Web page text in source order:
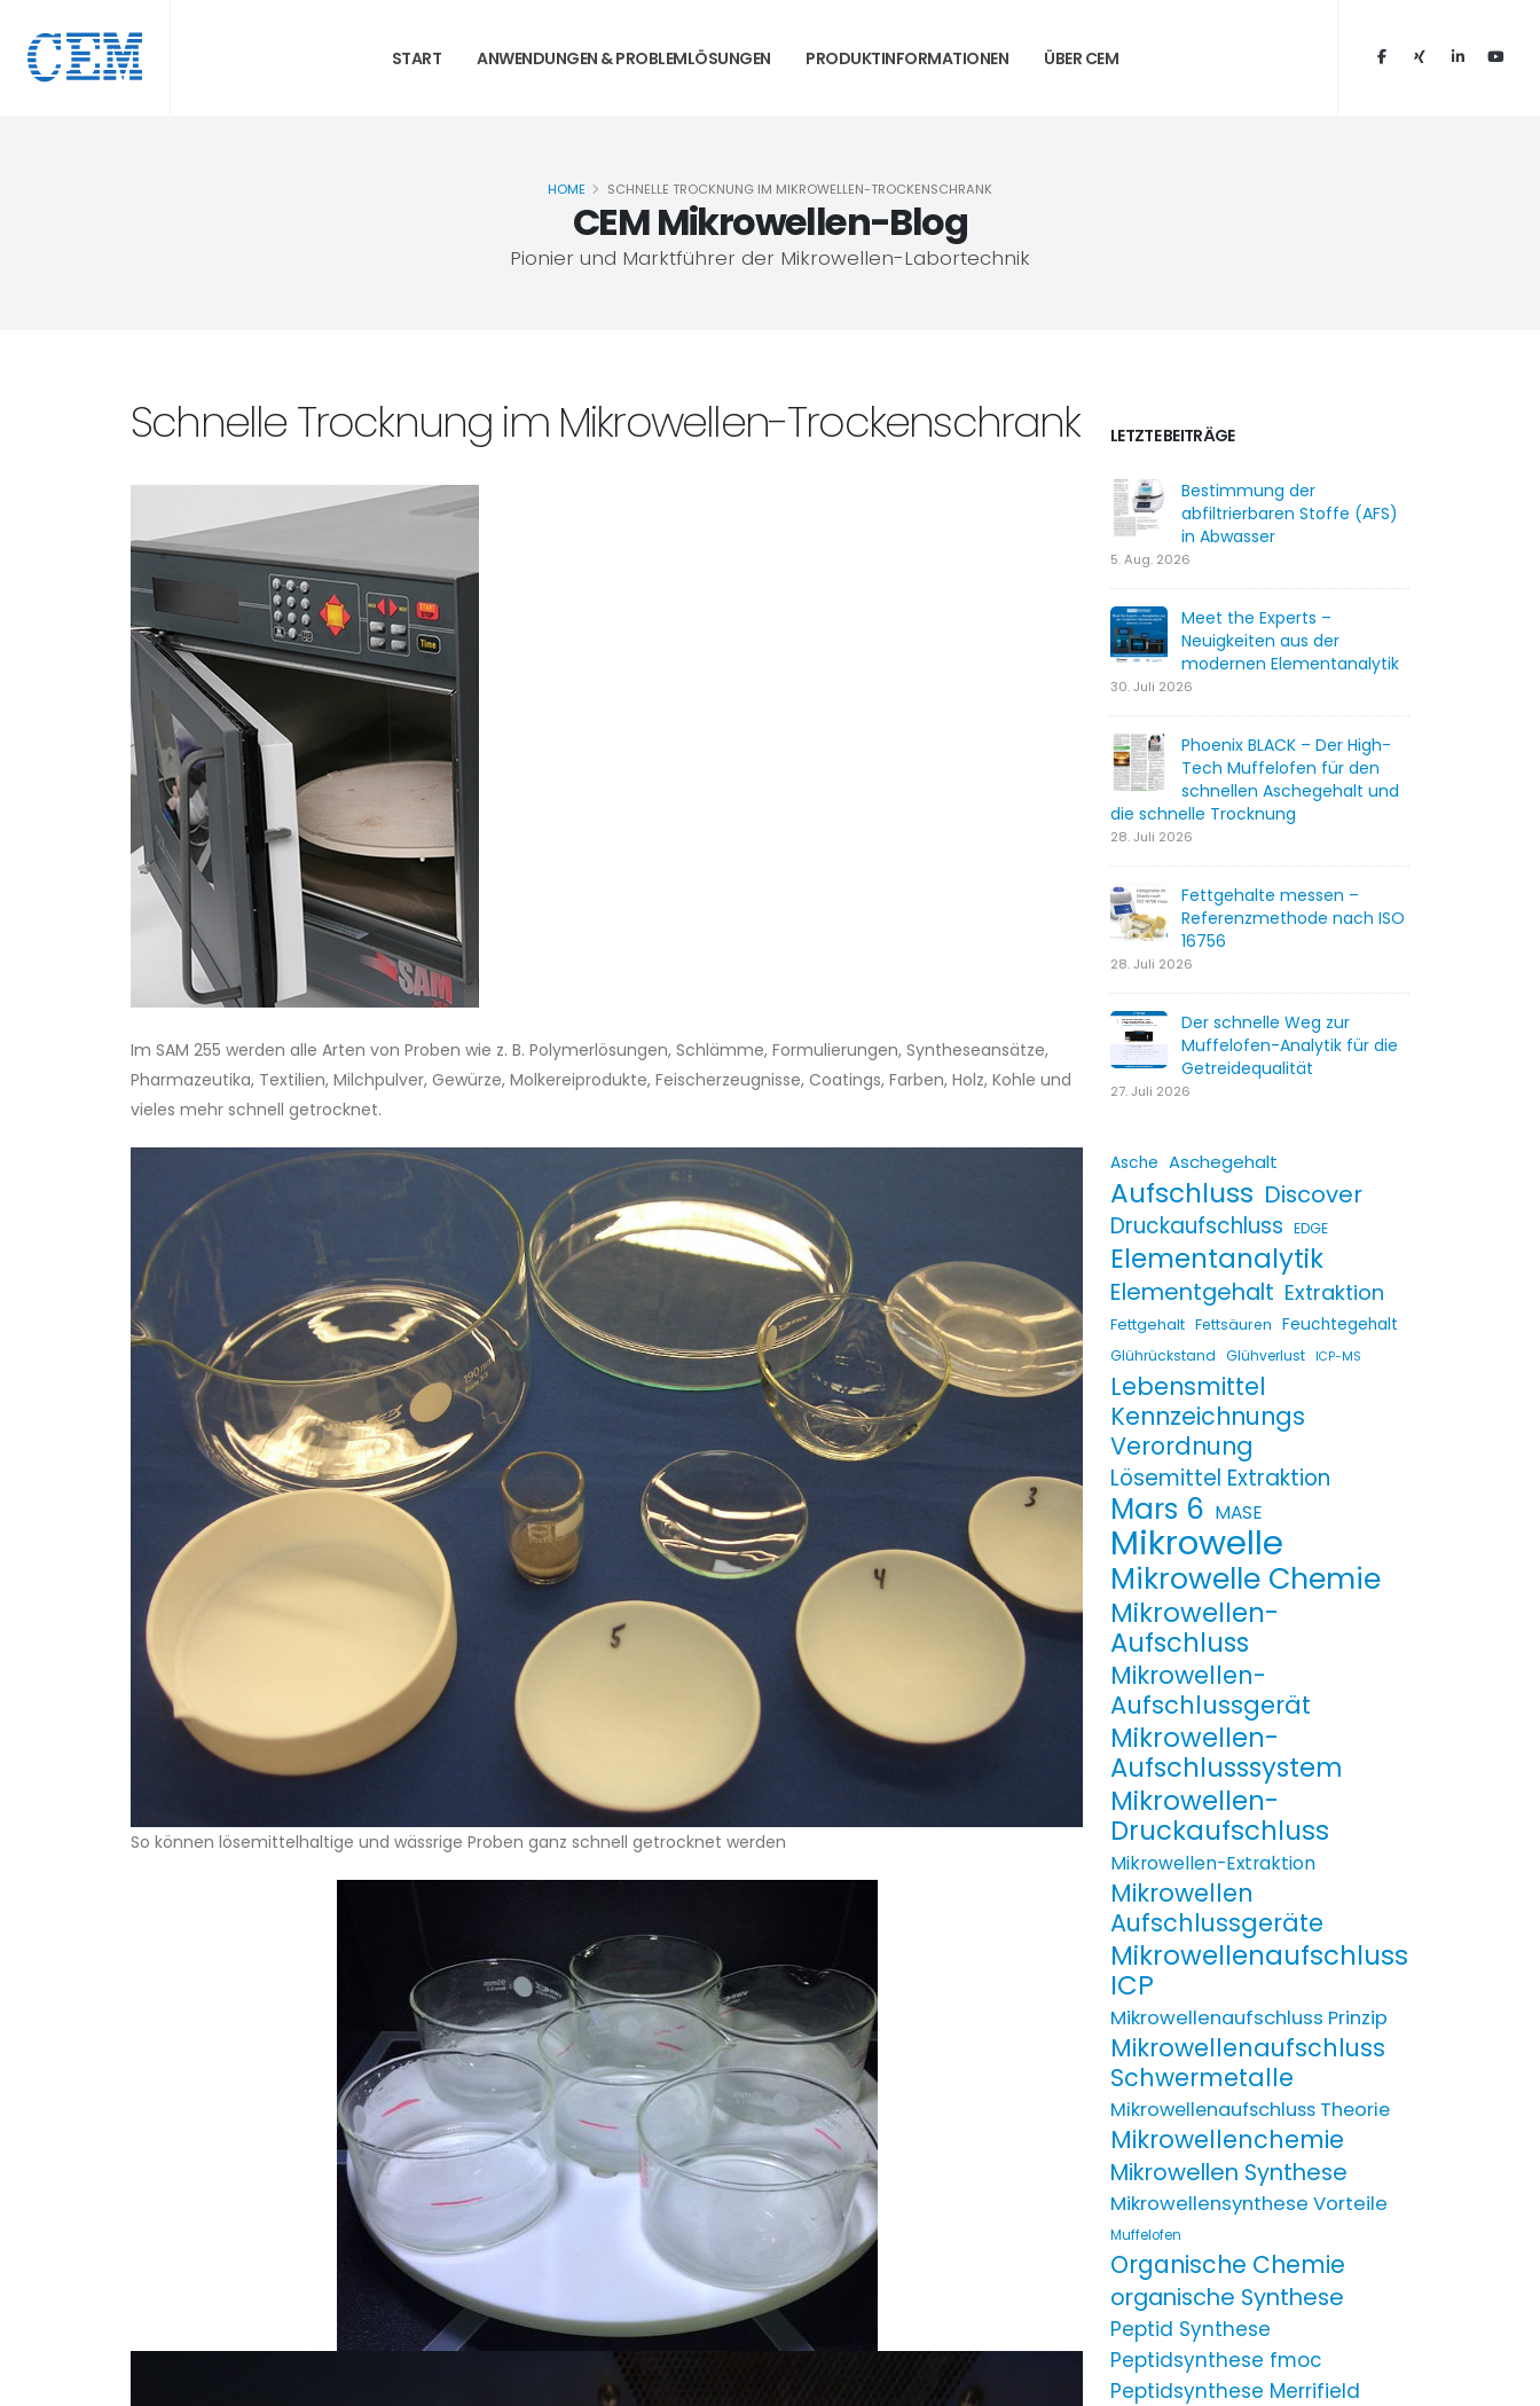
START ANWENDUNGEN & PROBLEMLÖSUNGEN PRODUKTINFORMATIONEN ÜBER CEM
CEM Mikrowellen-Blog
Pionier und Marktführer der Mikrowellen-Labortechnik
HOME SCHNELLE TROCKNUNG IM MIKROWELLEN-TROCKENSCHRANK
LETZTE BEITRÄGE
Bestimmung der
abfiltrierbaren Stoffe (AFS)
in Abwasser
5. Aug. 2026
Meet the Experts –
Neuigkeiten aus der
modernen Elementanalytik
30. Juli 2026
Phoenix BLACK – Der High-
Tech Muffelofen für den
schnellen Aschegehalt und
die schnelle Trocknung
28. Juli 2026
Fettgehalte messen –
Referenzmethode nach ISO
16756
28. Juli 2026
Der schnelle Weg zur
Muffelofen-Analytik für die
Getreidequalität
27. Juli 2026
Asche Aschegehalt
Aufschluss Discover
Druckaufschluss EDGE
Elementanalytik
Elementgehalt Extraktion
Fettgehalt Fettsäuren Feuchtegehalt
Glührückstand Glühverlust ICP-MS
Lebensmittel
Kennzeichnungs
Verordnung
Lösemittel Extraktion
Mars 6 MASE
Mikrowelle
Mikrowelle Chemie
Mikrowellen-
Aufschluss
Mikrowellen-
Aufschlussgerät
Mikrowellen-
Aufschlusssystem
Mikrowellen-
Druckaufschluss
Mikrowellen-Extraktion
Mikrowellen
Aufschlussgeräte
Mikrowellenaufschluss
ICP
Mikrowellenaufschluss Prinzip
Mikrowellenaufschluss
Schwermetalle
Mikrowellenaufschluss Theorie
Mikrowellenchemie
Mikrowellen Synthese
Mikrowellensynthese Vorteile
Muffelofen
Organische Chemie
organische Synthese
Peptid Synthese
Peptidsynthese fmoc
Peptidsynthese Merrifield
Schnelle Trocknung im Mikrowellen-Trockenschrank
Im SAM 255 werden alle Arten von Proben wie z. B. Polymerlösungen, Schlämme, Formulierungen, Syntheseansätze,
Pharmazeutika, Textilien, Milchpulver, Gewürze, Molkereiprodukte, Feischerzeugnisse, Coatings, Farben, Holz, Kohle und
vieles mehr schnell getrocknet.
So können lösemittelhaltige und wässrige Proben ganz schnell getrocknet werden